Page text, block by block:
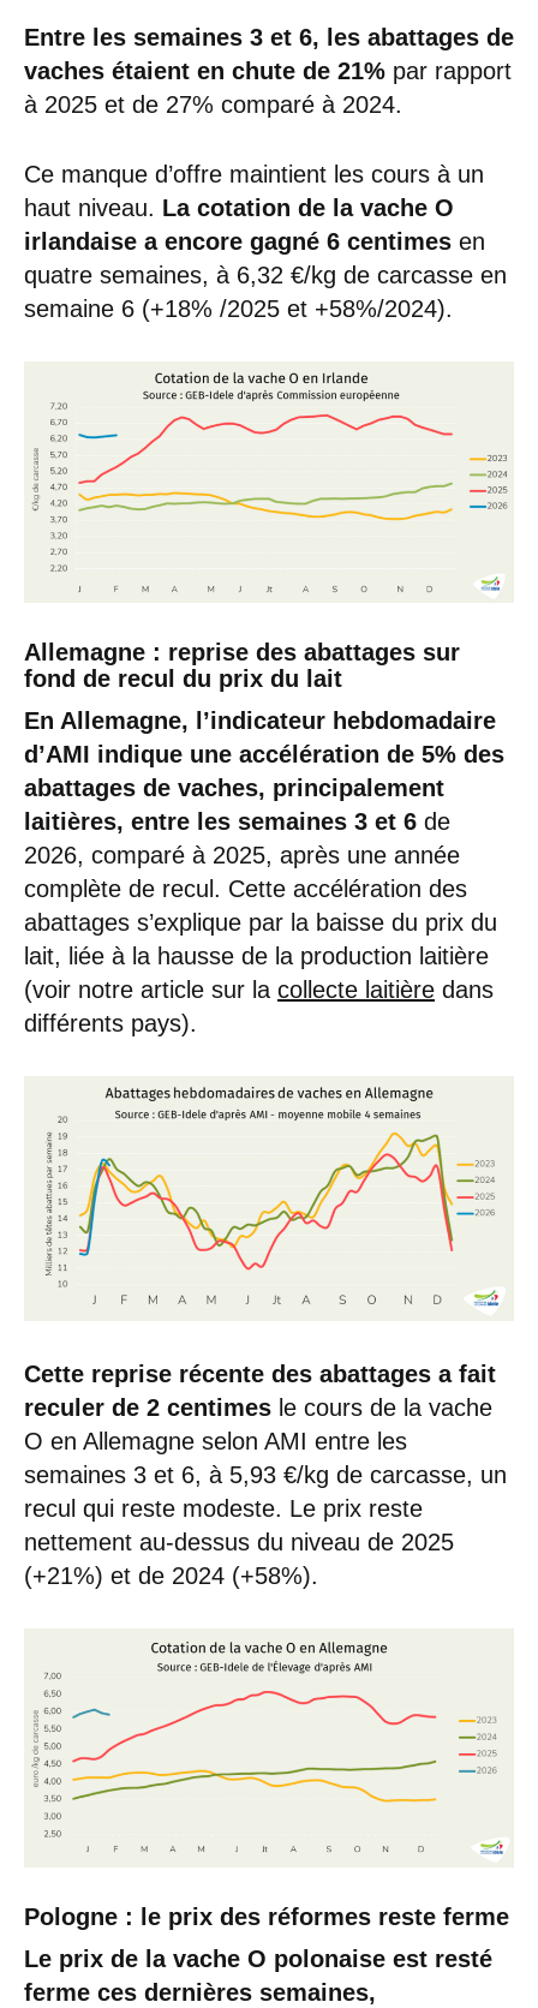
Entre les semaines 3 et 6, les abattages de
vaches étaient en chute de 21% par rapport
à 2025 et de 27% comparé à 2024.
Ce manque d’offre maintient les cours à un
haut niveau. La cotation de la vache O
irlandaise a encore gagné 6 centimes en
quatre semaines, à 6,32 €/kg de carcasse en
semaine 6 (+18% /2025 et +58%/2024).
Allemagne : reprise des abattages sur
fond de recul du prix du lait
En Allemagne, l’indicateur hebdomadaire
d’AMI indique une accélération de 5% des
abattages de vaches, principalement
laitières, entre les semaines 3 et 6 de
2026, comparé à 2025, après une année
complète de recul. Cette accélération des
abattages s’explique par la baisse du prix du
lait, liée à la hausse de la production laitière
(voir notre article sur la collecte laitière dans
différents pays).
Cette reprise récente des abattages a fait
reculer de 2 centimes le cours de la vache
O en Allemagne selon AMI entre les
semaines 3 et 6, à 5,93 €/kg de carcasse, un
recul qui reste modeste. Le prix reste
nettement au-dessus du niveau de 2025
(+21%) et de 2024 (+58%).
Pologne : le prix des réformes reste ferme
Le prix de la vache O polonaise est resté
ferme ces dernières semaines,